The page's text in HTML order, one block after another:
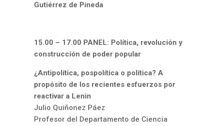
Gutiérrez de Pineda
15.00 – 17.00 PANEL: Política, revolución y
construcción de poder popular
¿Antipolítica, pospolítica o política? A
propósito de los recientes esfuerzos por
reactivar a Lenin
Julio Quiñonez Páez
Profesor del Departamento de Ciencia